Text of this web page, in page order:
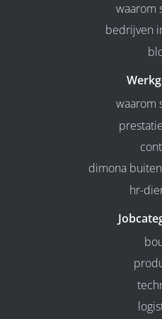
waarom
bedrijven
waarom
dimona
hr-